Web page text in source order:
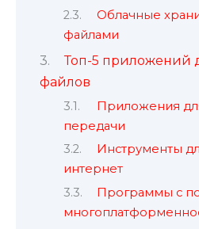
Облачные
файлами
Топ-5 приложений
файлов
Приложения
передачи
Инструменты
интернет
Программы с